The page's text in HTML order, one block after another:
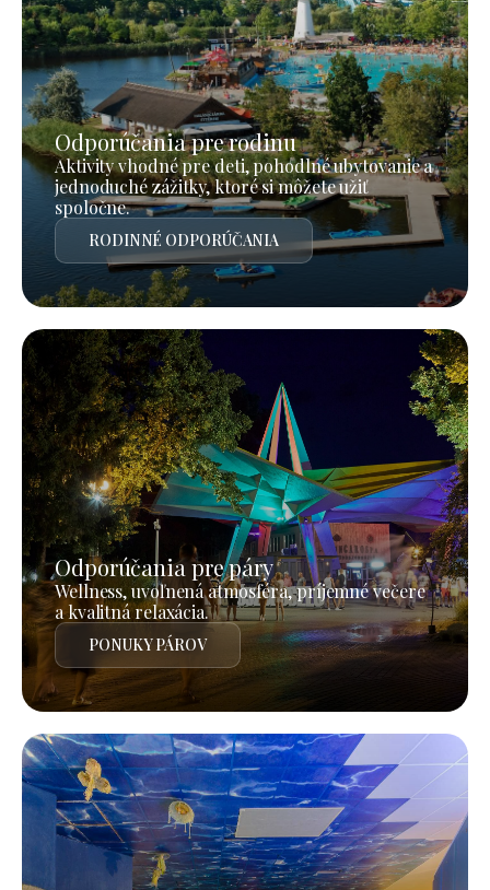
Odporúčania pre rodinu
Aktivity vhodné pre deti, pohodlné ubytovanie a
jednoduché zážitky, ktoré si môžete užiť
spoločne.
RODINNÉ ODPORÚČANIA
Odporúčania pre páry
Wellness, uvoľnená atmosféra, príjemné večere
a kvalitná relaxácia.
PONUKY PÁROV